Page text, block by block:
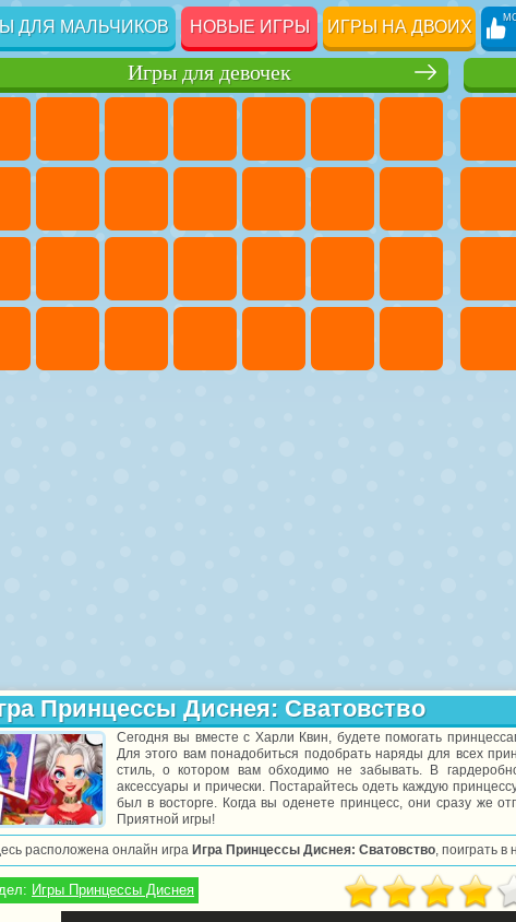
ДЛЯ МАЛЬЧИКОВ НОВЫЕ ИГРЫ ИГРЫ НА ДВОИХ
Игры для девочек
Принцессы Диснея: Сватовство
Сегодня вы вместе с Харли Квин, будете помогать
Для этого вам понадобиться подобрать наряды для всех
стиль, о котором вам обходимо не забывать. В
аксессуары и прически. Постарайтесь одеть каждую
был в восторге. Когда вы оденете принцесс, они сразу же
Приятной игры!
расположена онлайн игра Игра Принцессы Диснея: Сватовство, поиграть
Игры Принцессы Диснея